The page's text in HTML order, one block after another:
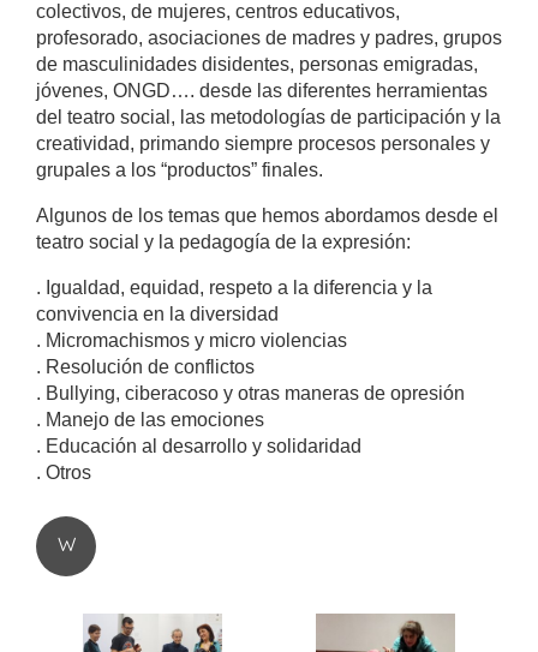
colectivos, de mujeres, centros educativos,
profesorado, asociaciones de madres y padres, grupos
de masculinidades disidentes, personas emigradas,
jóvenes, ONGD…. desde las diferentes herramientas
del teatro social, las metodologías de participación y la
creatividad, primando siempre procesos personales y
grupales a los “productos” finales.
Algunos de los temas que hemos abordamos desde el
teatro social y la pedagogía de la expresión:
. Igualdad, equidad, respeto a la diferencia y la
convivencia en la diversidad
. Micromachismos y micro violencias
. Resolución de conflictos
. Bullying, ciberacoso y otras maneras de opresión
. Manejo de las emociones
. Educación al desarrollo y solidaridad
. Otros
W